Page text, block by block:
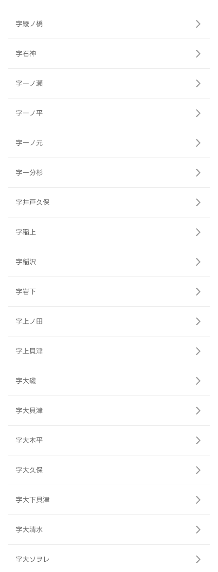
字綾ノ橋
字石神
字一ノ瀬
字一ノ平
字一ノ元
字一分杉
字井戸久保
字稲上
字稲沢
字岩下
字上ノ田
字上貝津
字大磯
字大貝津
字大木平
字大久保
字大下貝津
字大清水
字大ソヲレ